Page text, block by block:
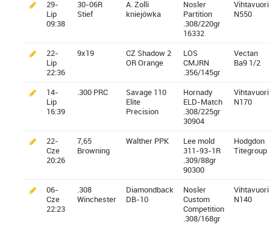
29-
Lip
09:38
30-06R
Stief
A. Zolli
kniejówka
Nosler
Partition
.308/220gr
16332
Vihtavuori
N550
22-
Lip
22:36
9x19
CZ Shadow 2
OR Orange
LOS
CMJRN
.356/145gr
Vectan
Ba9 1/2
14-
Lip
16:39
.300 PRC
Savage 110
Elite
Precision
Hornady
ELD-Match
.308/225gr
30904
Vihtavuori
N170
22-
Cze
20:26
7,65
Browning
Walther PPK
Lee mold
311-93-1R
.309/88gr
90300
Hodgdon
Titegroup
06-
Cze
22:23
.308
Winchester
Diamondback
DB-10
Nosler
Custom
Competition
.308/168gr
Vihtavuori
N140